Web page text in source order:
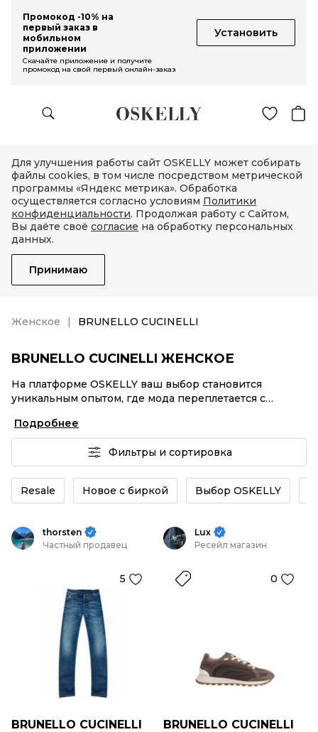
Промокод -10% на
первый заказ в
мобильном
приложении
Установить
Скачайте приложение и получите
промокод на свой первый онлайн-заказ
Для улучшения работы сайт OSKELLY может собирать
файлы cookies, в том числе посредством метрической
программы «Яндекс метрика». Обработка
осуществляется согласно условиям Политики
конфиденциальности. Продолжая работу с Сайтом,
Вы даёте своё согласие на обработку персональных
данных.
Принимаю
Женское BRUNELLO CUCINELLI
BRUNELLO CUCINELLI ЖЕНСКОЕ
На платформе OSKELLY ваш выбор становится
уникальным опытом, где мода переплетается с
аутентификация каждого заказа – BRUNELLO
CUCINELLI Женское от селлеров OSKELLY с быстрой
доставкой по России. Ваш стиль не ждет, и мы тоже!
Винтажные изделия или BRUNELLO CUCINELLI
Женское из новых коллекций – заказывайте на сайте
или в приложении OSKELLY с целой экосистемой
Подробнее
Фильтры и сортировка
Resale Новое с биркой Выбор OSKELLY
thorsten
Частный продавец
5
BRUNELLO CUCINELLI
Lux
Ресейл магазин
0
BRUNELLO CUCINELLI